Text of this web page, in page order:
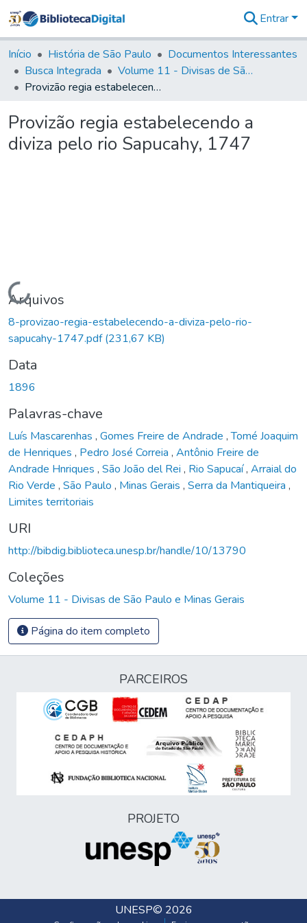
&
Coleções
Tudo na
Biblioteca
Estatísticas
Entrar
Início História de São Paulo
Documentos Interessantes
Busca Integrada
Volume 11 - Divisas de São Paulo e Minas Gerais
Provizão regia estabelecendo a diviza pelo rio Sapucahy, 1747
Provizão regia estabelecendo a
diviza pelo rio Sapucahy, 1747
Carregando...
Arquivos
8-provizao-regia-estabelecendo-a-diviza-pelo-rio-
sapucahy-1747.pdf(231,67 KB)
Data
1896
Palavras-chave
Luís Mascarenhas , Gomes Freire de Andrade ,Tomé Joaquim
de Henriques , Pedro José Correia , Antônio Freire de
Andrade Hnriques , São João del Rei , Rio Sapucaí, Arraial do
Rio Verde , São Paulo , Minas Gerais , Serra da Mantiqueira ,
Limites territoriais
URI
http://bibdig.biblioteca.unesp.br/handle/10/13790
Coleções
Volume 11 - Divisas de São Paulo e Minas Gerais
Página do item completo
PARCEIROS
PROJETO
UNESP© 2026